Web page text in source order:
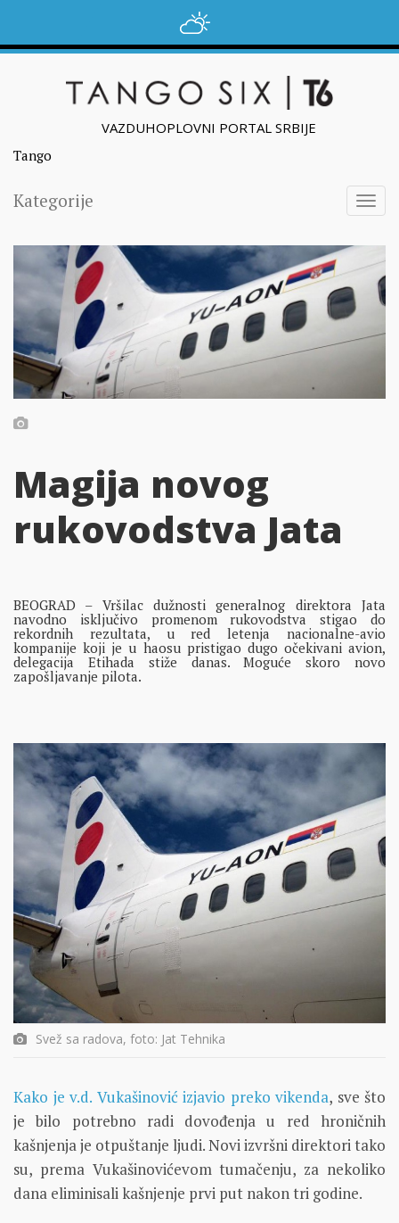
VAZDUHOPLOVNI PORTAL SRBIJE
Tango
Kategorije
Magija novog
rukovodstva Jata
BEOGRAD – Vršilac dužnosti generalnog direktora Jata
navodno isključivo promenom rukovodstva stigao do
rekordnih rezultata, u red letenja nacionalne-avio
kompanije koji je u haosu pristigao dugo očekivani avion,
delegacija Etihada stiže danas. Moguće skoro novo
zapošljavanje pilota.
Svež sa radova, foto: Jat Tehnika
Kako je v.d. Vukašinović izjavio preko vikenda, sve što
je bilo potrebno radi dovođenja u red hroničnih
kašnjenja je otpuštanje ljudi. Novi izvršni direktori tako
su, prema Vukašinovićevom tumačenju, za nekoliko
dana eliminisali kašnjenje prvi put nakon tri godine.